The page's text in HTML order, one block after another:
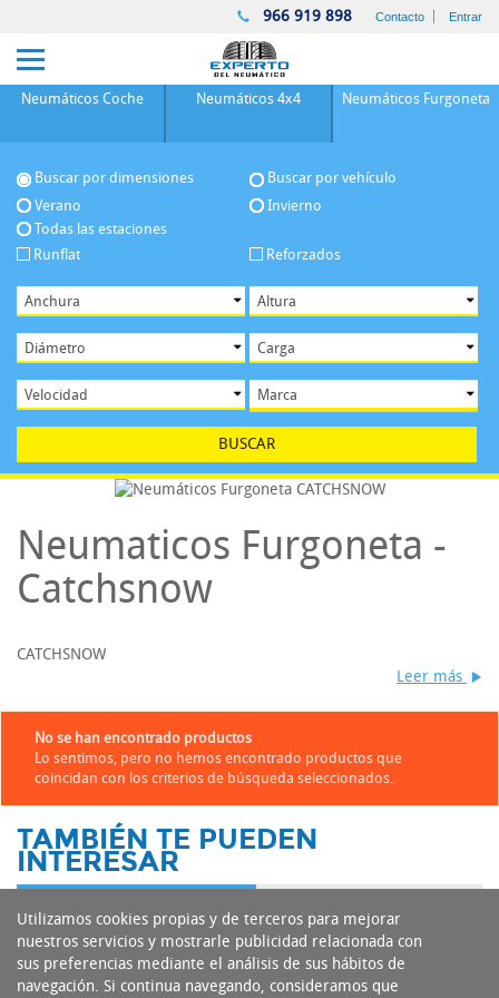
966 919 898 Contacto Entrar
Neumáticos Coche Neumáticos 4x4 Neumáticos Furgoneta
Buscar por dimensiones
Buscar por vehículo
Verano
Invierno
Todas las estaciones
Runflat
Reforzados
BUSCAR
Neumaticos Furgoneta -
Catchsnow
CATCHSNOW
Leer más
No se han encontrado productos
Lo sentimos, pero no hemos encontrado productos que
coincidan con los criterios de búsqueda seleccionados.
TAMBIÉN TE PUEDEN
INTERESAR
Utilizamos cookies propias y de terceros para mejorar
nuestros servicios y mostrarle publicidad relacionada con
sus preferencias mediante el análisis de sus hábitos de
navegación. Si continua navegando, consideramos que